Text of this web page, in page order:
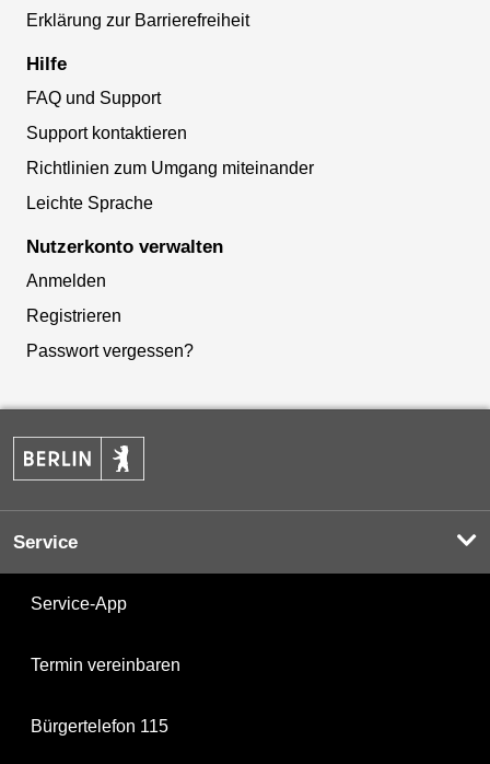
Erklärung zur Barrierefreiheit
Hilfe
FAQ und Support
Support kontaktieren
Richtlinien zum Umgang miteinander
Leichte Sprache
Nutzerkonto verwalten
Anmelden
Registrieren
Passwort vergessen?
Service
Service-App
Termin vereinbaren
Bürgertelefon 115